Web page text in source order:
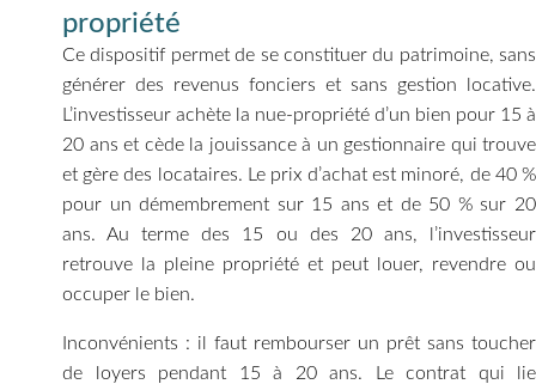
propriété
Ce dispositif permet de se constituer du patrimoine, sans
générer des revenus fonciers et sans gestion locative.
L’investisseur achète la nue-propriété d’un bien pour 15 à
20 ans et cède la jouissance à un gestionnaire qui trouve
et gère des locataires. Le prix d’achat est minoré, de 40 %
pour un démembrement sur 15 ans et de 50 % sur 20
ans. Au terme des 15 ou des 20 ans, l’investisseur
retrouve la pleine propriété et peut louer, revendre ou
occuper le bien.
Inconvénients : il faut rembourser un prêt sans toucher
de loyers pendant 15 à 20 ans. Le contrat qui lie